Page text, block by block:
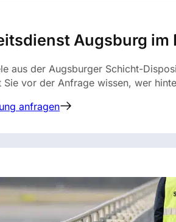
Augsburg
aus der Augsburger Schicht-
Sie vor der Anfrage wissen, wer
anfragen